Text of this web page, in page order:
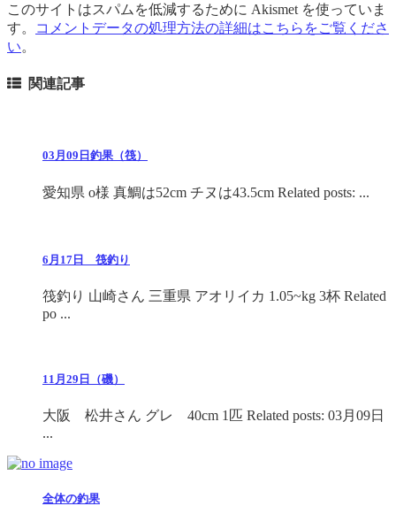
このサイトはスパムを低減するために Akismet を使っていま
す。
コメントデータの処理方法の詳細はこちらをご覧くださ
い。
関連記事
03月09日釣果（筏）
愛知県 o様 真鯛は52cm チヌは43.5cm Related posts: ...
6月17日 筏釣り
筏釣り 山崎さん 三重県 アオリイカ 1.05~kg 3杯 Related
po ...
11月29日（磯）
大阪 松井さん グレ 40cm 1匹 Related posts: 03月09日
...
全体の釣果